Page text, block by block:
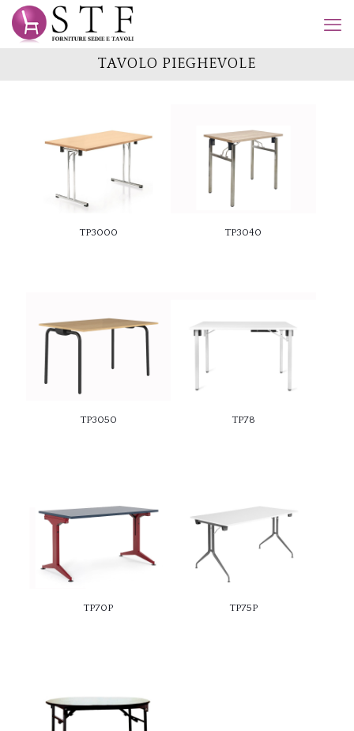
TAVOLO PIEGHEVOLE
TP3000 TP3040
TP3050 TP78
TP70P TP75P